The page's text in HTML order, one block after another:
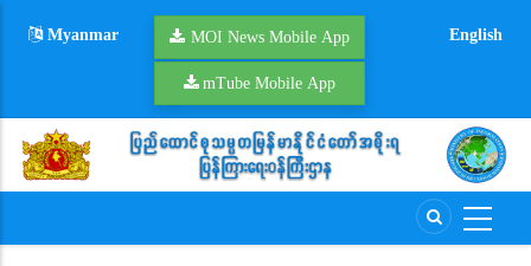
Myanmar MOI News Mobile App
mTube Mobile App
English